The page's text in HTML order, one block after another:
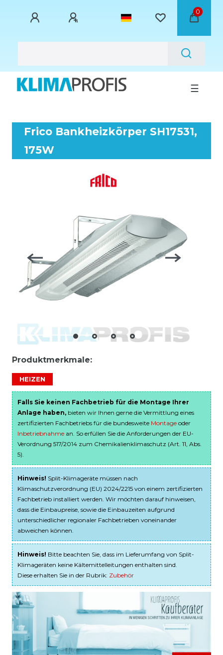
0
☰
Frico Bankheizkörper SH17531,
175W
Produktmerkmale:
HEIZEN
Falls Sie keinen Fachbetrieb für die Montage Ihrer
Anlage haben, bieten wir Ihnen gerne die Vermittlung eines
zertifizierten Fachbetriebs für die bundesweite Montage oder
Inbetriebnahme an. So erfüllen Sie die Anforderungen der EU-
Verordnung 517/2014 zum Chemikalienklimaschutz (Art. 11, Abs.
5).
Hinweis! Split-Klimageräte müssen nach
Klimaschutzverordnung (EU) 2024/2215 von einem zertifizierten
Fachbetrieb installiert werden. Wir möchten darauf hinweisen,
dass die Einbaupreise, sowie die Einbauzeiten aufgrund
unterschiedlicher regionaler Fachbetrieben voneinander
abweichen können.
Hinweis! Bitte beachten Sie, dass im Lieferumfang von Split-
Klimageräten keine Kältemittelleitungen enthalten sind.
Diese erhalten Sie in der Rubrik: Zubehör